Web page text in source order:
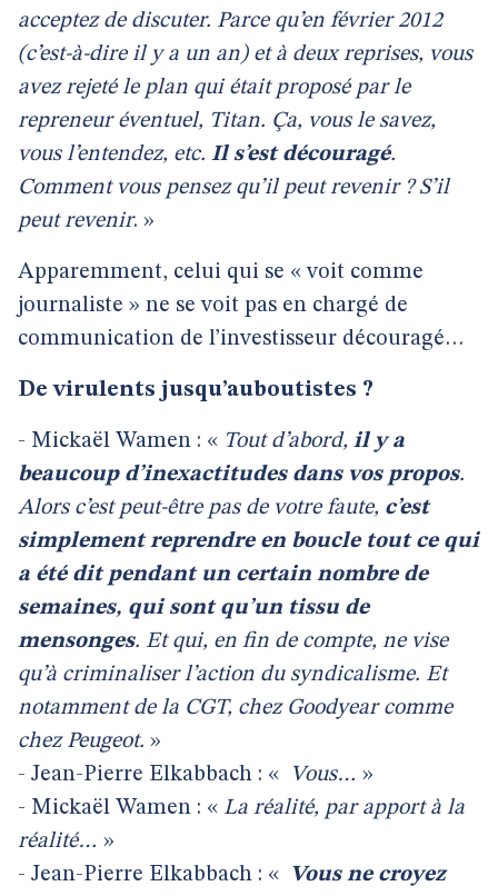
acceptez de discuter. Parce qu’en février 2012
(c’est-à-dire il y a un an) et à deux reprises, vous
avez rejeté le plan qui était proposé par le
repreneur éventuel, Titan. Ça, vous le savez,
vous l’entendez, etc. Il s’est découragé.
Comment vous pensez qu’il peut revenir ? S’il
peut revenir. »
Apparemment, celui qui se « voit comme
journaliste » ne se voit pas en chargé de
communication de l’investisseur découragé…
De virulents jusqu’auboutistes ?
- Mickaël Wamen : « Tout d’abord, il y a
beaucoup d’inexactitudes dans vos propos.
Alors c’est peut-être pas de votre faute, c’est
simplement reprendre en boucle tout ce qui
a été dit pendant un certain nombre de
semaines, qui sont qu’un tissu de
mensonges. Et qui, en fin de compte, ne vise
qu’à criminaliser l’action du syndicalisme. Et
notamment de la CGT, chez Goodyear comme
chez Peugeot. »
- Jean-Pierre Elkabbach : «
Vous… »
- Mickaël Wamen : « La réalité, par apport à la
réalité… »
- Jean-Pierre Elkabbach : «
Vous ne croyez